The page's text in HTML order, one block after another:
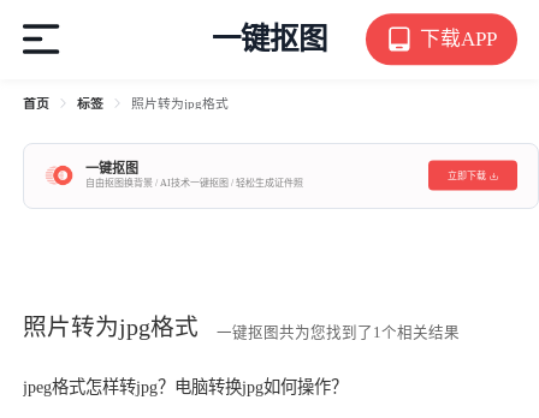
一键抠图 下载APP
首页 标签 照片转为jpg格式
一键抠图
自由抠图换背景 / AI技术一键抠图 / 轻松生成证件照
立即下载
照片转为jpg格式 一键抠图共为您找到了1个相关结果
jpeg格式怎样转jpg？电脑转换jpg如何操作？